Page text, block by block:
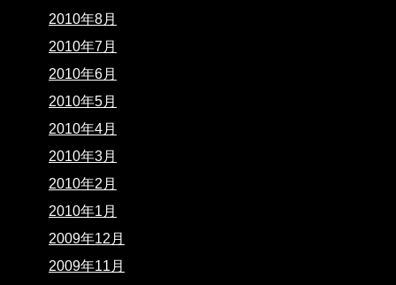
2010年8月
2010年7月
2010年6月
2010年5月
2010年4月
2010年3月
2010年2月
2010年1月
2009年12月
2009年11月